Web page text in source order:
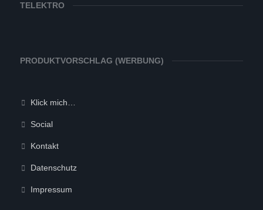
TELEKTRO
PRODUKTVORSCHLAG (WERBUNG)
Klick mich…
Social
Kontakt
Datenschutz
Impressum